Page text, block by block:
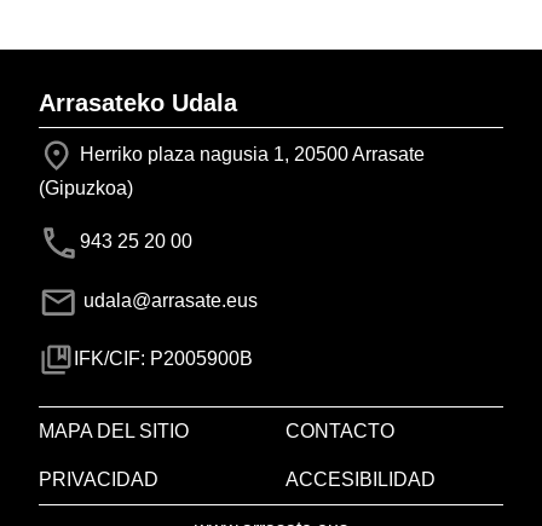
Arrasateko Udala
Herriko plaza nagusia 1, 20500 Arrasate
(Gipuzkoa)
943 25 20 00
udala@arrasate.eus
IFK/CIF: P2005900B
MAPA DEL SITIO CONTACTO
PRIVACIDAD ACCESIBILIDAD